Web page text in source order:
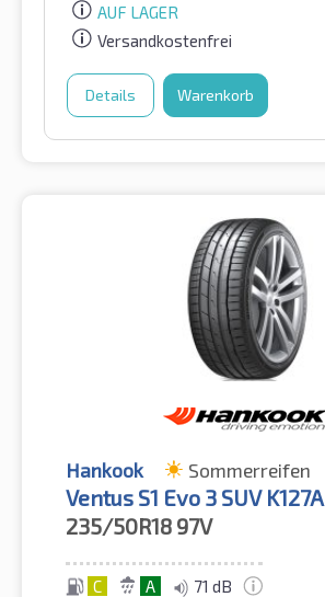
AUF LAGER
Versandkostenfrei
Details Warenkorb
Hankook Sommerreifen
Ventus S1 Evo 3 SUV K127A
235/50R18 97V
C A 71 dB